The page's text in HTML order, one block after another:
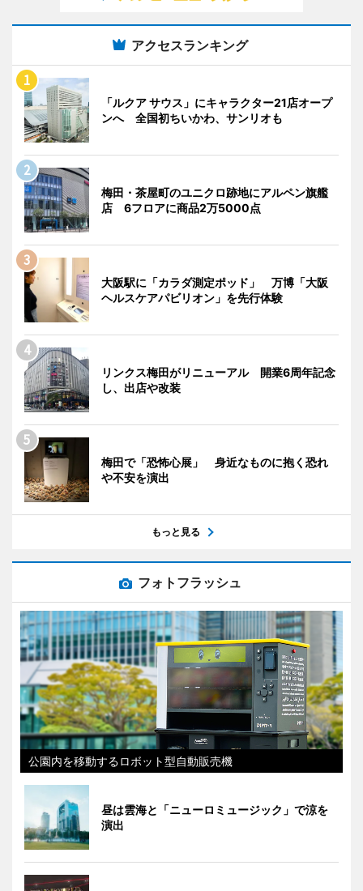
アクセスランキング
「ルクア サウス」にキャラクター21店オープ
ンへ 全国初ちいかわ、サンリオも
梅田・茶屋町のユニクロ跡地にアルペン旗艦
店 6フロアに商品2万5000点
大阪駅に「カラダ測定ポッド」 万博「大阪
ヘルスケアパビリオン」を先行体験
リンクス梅田がリニューアル 開業6周年記念
し、出店や改装
梅田で「恐怖心展」 身近なものに抱く恐れ
や不安を演出
もっと見る
フォトフラッシュ
公園内を移動するロボット型自動販売機
昼は雲海と「ニューロミュージック」で涼を
演出